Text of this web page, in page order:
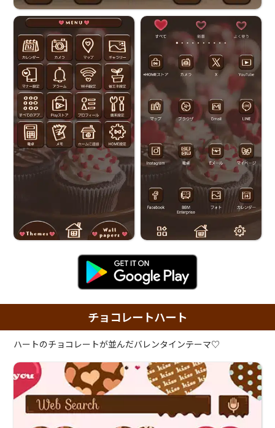
チョコレートハート
ハートのチョコレートが並んだバレンタインテーマ♡